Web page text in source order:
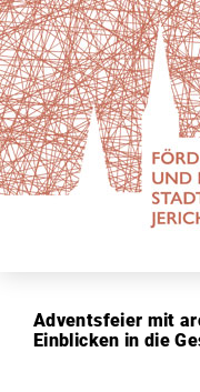
Adventsfeier mit
Einblicken in die